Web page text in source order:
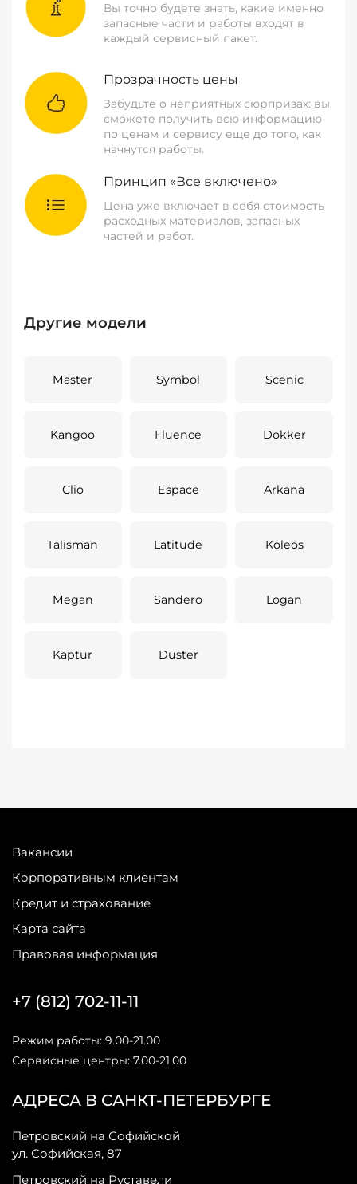
Вы точно будете знать, какие именно
запасные части и работы входят в
каждый сервисный пакет.
Прозрачность цены
Забудьте о неприятных сюрпризах: вы
сможете получить всю информацию
по ценам и сервису еще до того, как
начнутся работы.
Принцип «Все включено»
Цена уже включает в себя стоимость
расходных материалов, запасных
частей и работ.
Другие модели
Master Symbol Scenic
Kangoo Fluence Dokker
Clio Espace Arkana
Talisman Latitude Koleos
Megan Sandero Logan
Kaptur Duster
Вакансии
Корпоративным клиентам
Кредит и страхование
Карта сайта
Правовая информация
АДРЕСА В САНКТ-ПЕТЕРБУРГЕ
Петровский на Софийской
ул. Софийская, 87
Петровский на Руставели
+7 (812) 702-11-11
Режим работы: 9.00-21.00
Сервисные центры: 7.00-21.00